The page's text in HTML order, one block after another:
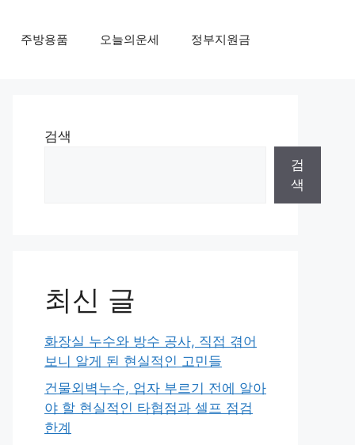
주방용품 오늘의운세 정부지원금
검색
검
색
최신 글
화장실 누수와 방수 공사, 직접 겪어
보니 알게 된 현실적인 고민들
건물외벽누수, 업자 부르기 전에 알아
야 할 현실적인 타협점과 셀프 점검
한계